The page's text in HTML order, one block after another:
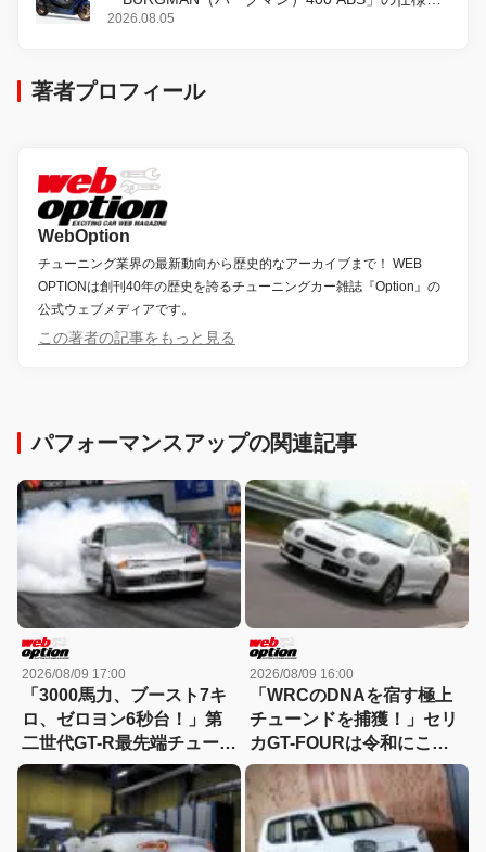
変更し、8月18日に発売
2026.08.05
著者プロフィール
WebOption
チューニング業界の最新動向から歴史的なアーカイブまで！ WEB
OPTIONは創刊40年の歴史を誇るチューニングカー雑誌『Option』の
公式ウェブメディアです。
この著者の記事をもっと見る
パフォーマンスアップの関連記事
2026/08/09 17:00
「3000馬力、ブースト7キ
ロ、ゼロヨン6秒台！」第
二世代GT-R最先端チューニ
ング列伝［GT-R Festival］
2026/08/09 16:00
「WRCのDNAを宿す極上
チューンドを捕獲！」セリ
カGT-FOURは令和にこそ
刺さる逸材だ